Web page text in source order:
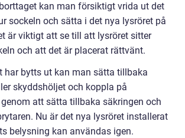
kan man försiktigt vrida ut det
sockeln och sätta i det nya lysröret på
är viktigt att se till att lysröret sitter
och att det är placerat rättvänt.
har bytts ut kan man sätta tillbaka
skyddshöljet och koppla på
att sätta tillbaka säkringen och
Nu är det nya lysröret installerat
belysning kan användas igen.